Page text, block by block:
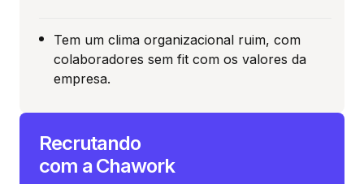
Tem um clima organizacional ruim, com
colaboradores sem fit com os valores da
empresa.
Recrutando
com a Chawork